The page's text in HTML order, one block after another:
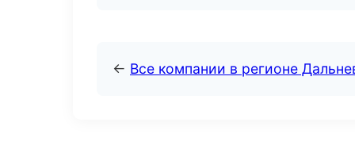
← Все компании в регионе